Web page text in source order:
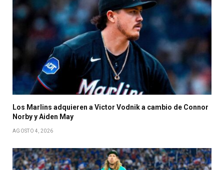
Los Marlins adquieren a Victor Vodnik a cambio de Connor
Norby y Aiden May
AGOSTO 4, 2026